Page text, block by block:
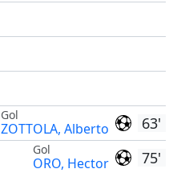
63'
Gol
ZOTTOLA, Alberto
75'
Gol
ORO, Hector